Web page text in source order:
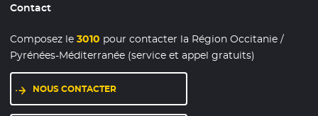
Contact
Composez le3010 pour contacter la Région Occitanie /
Pyrénées-Méditerranée (service et appel gratuits)
NOUS CONTACTER